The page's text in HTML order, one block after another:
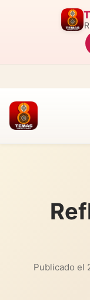
Publicado el